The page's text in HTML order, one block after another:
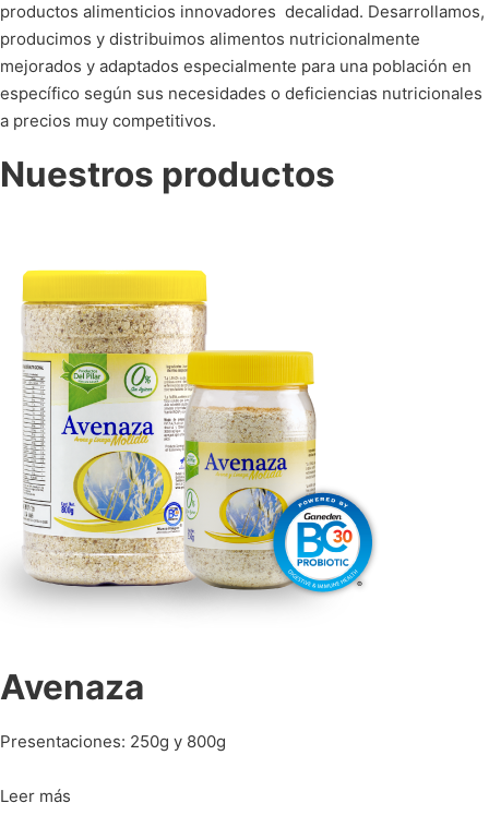
productos alimenticios innovadores decalidad. Desarrollamos,
producimos y distribuimos alimentos nutricionalmente
mejorados y adaptados especialmente para una población en
específico según sus necesidades o deficiencias nutricionales
a precios muy competitivos.
Nuestros productos
Avenaza
Presentaciones: 250g y 800g
Leer más